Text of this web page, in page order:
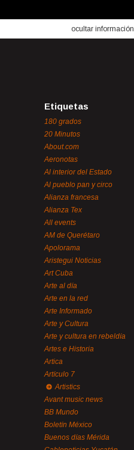
ocultar información
Etiquetas
180 grados
20 Minutos
About.com
Aeronotas
Al interior del Estado
Al pueblo pan y circo
Alianza francesa
Alianza Tex
All events
AM de Querétaro
Apolorama
Aristegui Noticias
Art Cuba
Arte al día
Arte en la red
Arte Informado
Arte y Cultura
Arte y cultura en rebeldía
Artes e Historia
Artica
Artículo 7
Artistics
Avant music news
BB Mundo
Boletín México
Buenos días Mérida